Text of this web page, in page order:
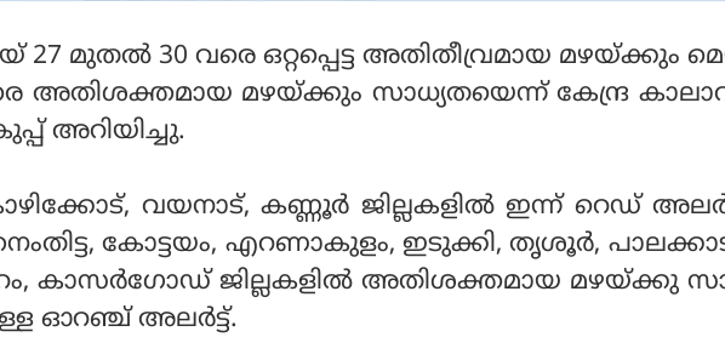
27 മുതല്‍ 30 വരെ ഒറ്റപ്പെട്ട അതിതീവ്രമായ മഴയ്ക്കും
അതിശക്തമായ മഴയ്ക്കും സാധ്യതയെന്ന് കേന്ദ്ര
അറിയിച്ചു.
വയനാട്, കണ്ണൂര്‍ ജില്ലകളില്‍ ഇന്ന് റെഡ്
കോട്ടയം, എറണാകുളം, ഇടുക്കി, തൃശൂര്‍,
കാസര്‍ഗോഡ് ജില്ലകളില്‍ അതിശക്തമായ മഴയ്ക്കു
ഓറഞ്ച് അലര്‍ട്ട്.